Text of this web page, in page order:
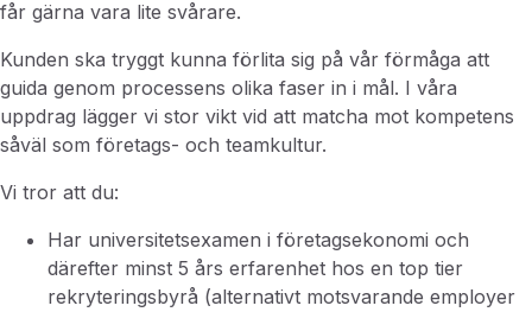
får gärna vara lite svårare.
Kunden ska tryggt kunna förlita sig på vår förmåga att
guida genom processens olika faser in i mål. I våra
uppdrag lägger vi stor vikt vid att matcha mot kompetens
såväl som företags- och teamkultur.
Vi tror att du:
Har universitetsexamen i företagsekonomi och
därefter minst 5 års erfarenhet hos en top tier
rekryteringsbyrå (alternativt motsvarande employer